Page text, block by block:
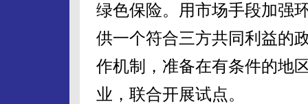
绿色保险。用市场手段加强
供一个符合三方共同利益的
作机制，准备在有条件的地
业，联合开展试点。